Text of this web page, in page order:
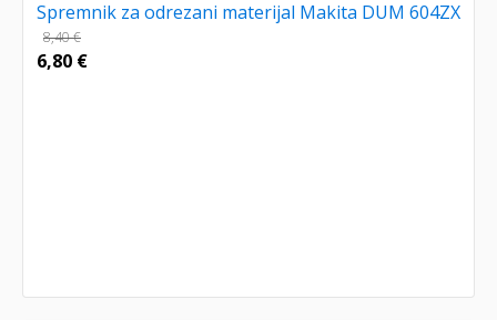
Spremnik za odrezani materijal Makita DUM 604ZX
8,40€
6,80 €